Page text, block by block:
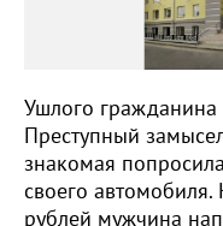
Ушлого гражданина
Преступный
знакомая
своего
рублей мужчина